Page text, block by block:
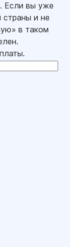
Если вы уже
и не
в таком